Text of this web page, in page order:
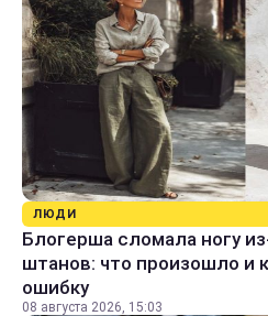
ЛЮДИ
Блогерша сломала ногу
штанов: что произошло и
ошибку
08 августа 2026, 15:03